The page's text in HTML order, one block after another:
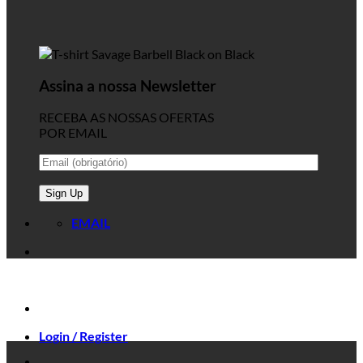
Assina a nossa Newsletter
RECEBA AS NOSSAS OFERTAS
POR EMAIL
EMAIL
Login / Register